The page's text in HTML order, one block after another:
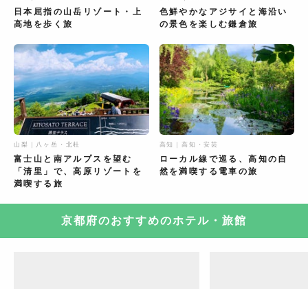
日本屈指の山岳リゾート・上
高地を歩く旅
色鮮やかなアジサイと海沿い
の景色を楽しむ鎌倉旅
山梨｜八ヶ岳・北杜
富士山と南アルプスを望む
「清里」で、高原リゾートを
満喫する旅
高知｜高知・安芸
ローカル線で巡る、高知の自
然を満喫する電車の旅
京都府のおすすめのホテル・旅館